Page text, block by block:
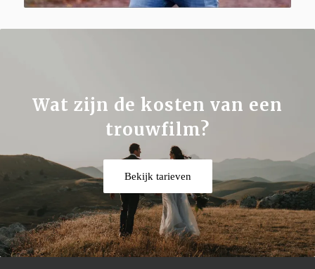
Wat zijn de kosten van een
trouwfilm?
Bekijk tarieven